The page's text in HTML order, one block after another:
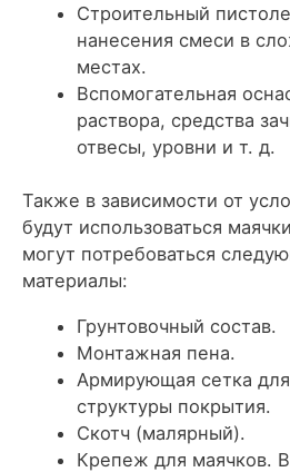
Строительный
нанесения смеси в
местах.
Вспомогательная
раствора, средства
отвесы, уровни и т. д.
Также в зависимости от
будут использоваться
могут потребоваться
материалы:
Грунтовочный состав.
Монтажная пена.
Армирующая сетка
структуры покрытия.
Скотч (малярный).
Крепеж для маячков.